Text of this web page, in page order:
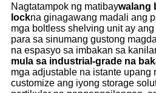
Nagtatampok ng matibaywalang
lockna ginagawang madali ang
mga boltless shelving unit ay
para sa sinumang gustong
na espasyo sa imbakan sa
mula sa industrial-grade na
mga adjustable na istante upang
customize ang iyong storage